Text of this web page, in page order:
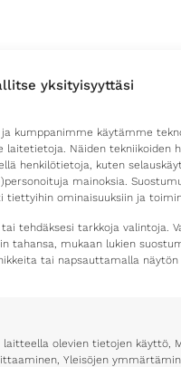
yksityisyyttäsi
kumppanimme käytämme
Näiden tekniikoiden
henkilötietoja, kuten
mainoksia.
tiettyihin ominaisuuksiin ja
tehdäksesi tarkkoja valintoja.
tahansa, mukaan lukien
tai napsauttamalla näytön
olevien tietojen käyttö,
Yleisöjen